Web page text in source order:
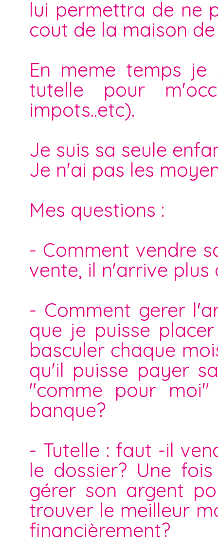
lui permettra de ne
cout de la maison
En meme temps
tutelle pour
impots..etc).
Je suis sa seule
Je n'ai pas les
Mes questions :
- Comment vendre
vente, il n'arrive plus
- Comment gerer
que je puisse
basculer chaque
qu'il puisse payer
"comme pour
banque?
- Tutelle : faut -il
le dossier? Une
gérer son argent
trouver le meilleur
financièrement?